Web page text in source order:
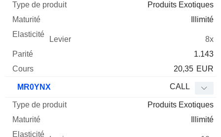
Produits Exotiques
Illimité
8x
1.143
20,35 EUR
MR0YNX CALL
Produits Exotiques
Illimité